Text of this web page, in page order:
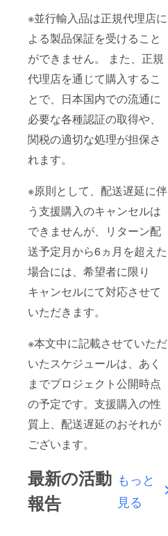
※並行輸入品は正規代理店に
よる製品保証を受けること
ができません。 また、正規
代理店を通じて購入するこ
とで、日本国内での流通に
必要な各種認証の取得や、
関税の適切な処理が担保さ
れます。
※原則として、配送遅延に伴
う支援購入のキャンセルは
できませんが、リターン配
送予定月から6ヵ月を超えた
場合には、希望者に限り
キャンセルにて対応させて
いただきます。
※本文中に記載させていただ
いたスケジュールは、あく
までプロジェクト公開時点
の予定です。支援購入の性
質上、配送遅延のおそれが
ございます。
最新の活動
報告
もっと
見る